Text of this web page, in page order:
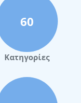
60
Κατηγορίες